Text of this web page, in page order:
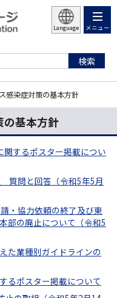
Language メニュー
感染症対策の基本方針
の基本方針
するポスター掲載につい
質問と回答（令和5年5月
・協力依頼の終了及び東
部の廃止について（令和5
た業種別ガイドラインの
るポスター掲載について